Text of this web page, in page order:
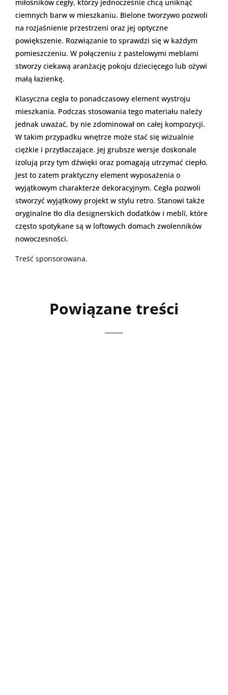
miłośników cegły, którzy jednocześnie chcą uniknąć
ciemnych barw w mieszkaniu. Bielone tworzywo pozwoli
na rozjaśnienie przestrzeni oraz jej optyczne
powiększenie. Rozwiązanie to sprawdzi się w każdym
pomieszczeniu. W połączeniu z pastelowymi meblami
stworzy ciekawą aranżację pokoju dziecięcego lub ożywi
małą łazienkę.
Klasyczna cegła to ponadczasowy element wystroju
mieszkania. Podczas stosowania tego materiału należy
jednak uważać, by nie zdominował on całej kompozycji.
W takim przypadku wnętrze może stać się wizualnie
ciężkie i przytłaczające. Jej grubsze wersje doskonale
izolują przy tym dźwięki oraz pomagają utrzymać ciepło.
Jest to zatem praktyczny element wyposażenia o
wyjątkowym charakterze dekoracyjnym. Cegła pozwoli
stworzyć wyjątkowy projekt w stylu retro. Stanowi także
oryginalne tło dla designerskich dodatków i mebli, które
często spotykane są w loftowych domach zwolenników
nowoczesności.
Treść sponsorowana.
Powiązane treści